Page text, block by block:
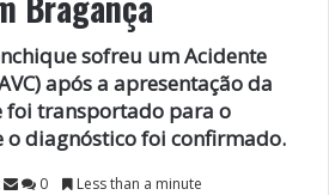
sofreu um Acidente
após a apresentação da
foi transportado para o
o diagnóstico foi confirmado.
0
Less than a minute